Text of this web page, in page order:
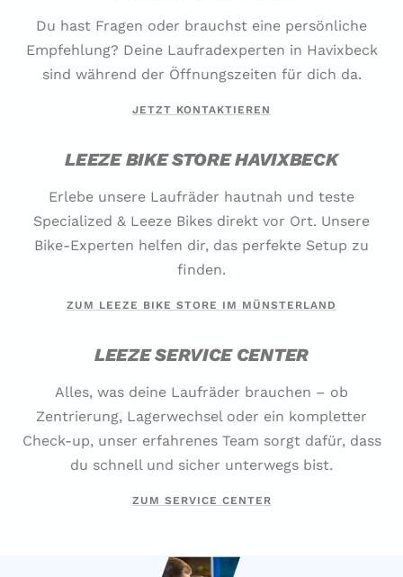
Du hast Fragen oder brauchst eine persönliche
Empfehlung? Deine Laufradexperten in Havixbeck
sind während der Öffnungszeiten für dich da.
JETZT KONTAKTIEREN
LEEZE BIKE STORE HAVIXBECK
Erlebe unsere Laufräder hautnah und teste
Specialized & Leeze Bikes direkt vor Ort. Unsere
Bike-Experten helfen dir, das perfekte Setup zu
finden.
ZUM LEEZE BIKE STORE IM MÜNSTERLAND
LEEZE SERVICE CENTER
Alles, was deine Laufräder brauchen – ob
Zentrierung, Lagerwechsel oder ein kompletter
Check-up, unser erfahrenes Team sorgt dafür, dass
du schnell und sicher unterwegs bist.
ZUM SERVICE CENTER